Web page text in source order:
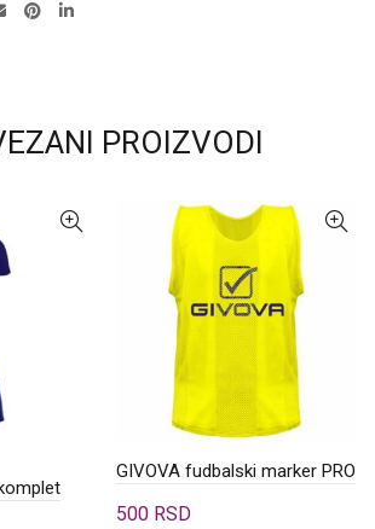
PROIZVODI
GIVOVA fudbalski marker PRO
500 RSD